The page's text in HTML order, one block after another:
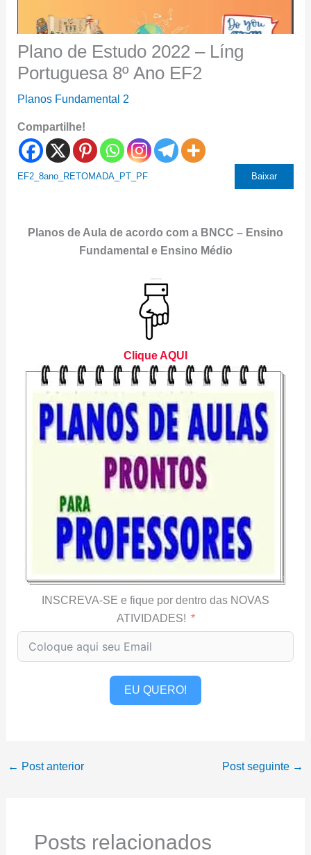
Plano de Estudo 2022 – Líng
Portuguesa 8º Ano EF2
Planos Fundamental 2
Compartilhe!
EF2_8ano_RETOMADA_PT_PF Baixar
Planos de Aula de acordo com a BNCC – Ensino
Fundamental e Ensino Médio
Clique AQUI
INSCREVA-SE e fique por dentro das NOVAS
ATIVIDADES!
EU QUERO!
← Post anterior Post seguinte →
Posts relacionados